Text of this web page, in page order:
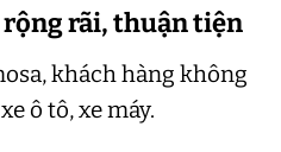
rộng rãi, thuận tiện
khách hàng không
ô tô, xe máy.